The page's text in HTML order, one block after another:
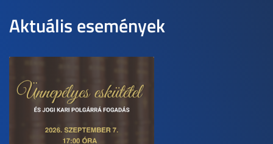
Aktuális események